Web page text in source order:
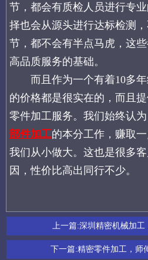
节，都会有质检人员进行专
择也会从源头进行达标检测
节，都不会有半点马虎，这
高品质服务的基础。
而且作为一个有着10多年
的价格都是很实在的，而且
零件加工服务。我们始终认
部件加工的本分工作，赚取
我们从小做大。这也是很多
因，性价比高出同行不少。
上一篇:深圳精密机械加工
下一篇:精密零件加工，师